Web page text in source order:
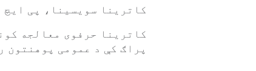
کاترینا سویسینا، پی ایچ
کاترینا حرفوی معالجه
پراګ کې د عمومی پوهنتون